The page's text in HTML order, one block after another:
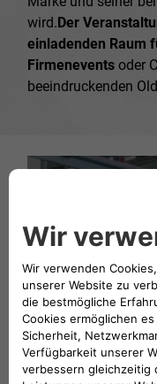
wird.Der
einladenden Raum
Firmenevents oder
beeindruckenden
Eine Reise
unserer